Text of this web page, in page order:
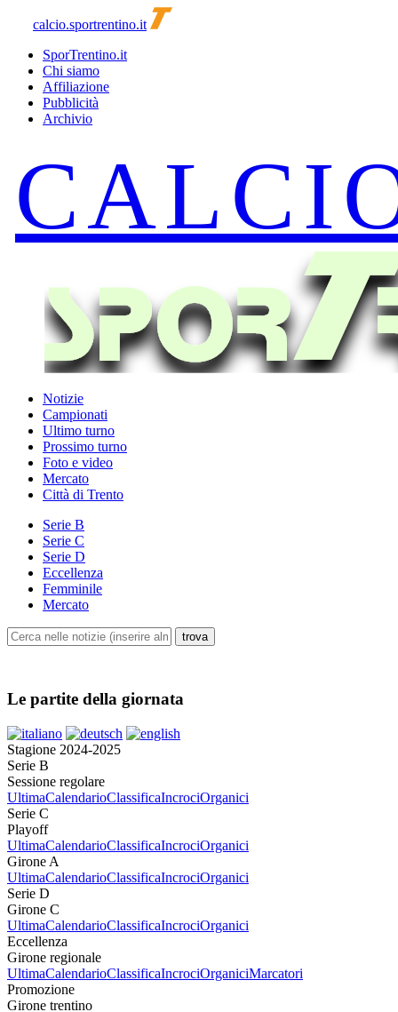
calcio.sportrentino.it
SporTrentino.it
Chi siamo
Affiliazione
Pubblicità
Archivio
Notizie
Campionati
Ultimo turno
Prossimo turno
Foto e video
Mercato
Città di Trento
Serie B
Serie C
Serie D
Eccellenza
Femminile
Mercato
Le partite della giornata
Stagione 2024-2025
Serie B
Sessione regolare
UltimaCalendarioClassificaIncrociOrganici
Serie C
Playoff
UltimaCalendarioClassificaIncrociOrganici
Girone A
UltimaCalendarioClassificaIncrociOrganici
Serie D
Girone C
UltimaCalendarioClassificaIncrociOrganici
Eccellenza
Girone regionale
UltimaCalendarioClassificaIncrociOrganiciMarcatori
Promozione
Girone trentino